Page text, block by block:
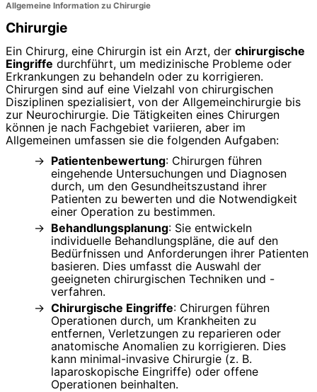
Allgemeine Information zu Chirurgie
Chirurgie
Ein Chirurg, eine Chirurgin ist ein Arzt, der chirurgische
Eingriffe durchführt, um medizinische Probleme oder
Erkrankungen zu behandeln oder zu korrigieren.
Chirurgen sind auf eine Vielzahl von chirurgischen
Disziplinen spezialisiert, von der Allgemeinchirurgie bis
zur Neurochirurgie. Die Tätigkeiten eines Chirurgen
können je nach Fachgebiet variieren, aber im
Allgemeinen umfassen sie die folgenden Aufgaben:
Patientenbewertung: Chirurgen führen
eingehende Untersuchungen und Diagnosen
durch, um den Gesundheitszustand ihrer
Patienten zu bewerten und die Notwendigkeit
einer Operation zu bestimmen.
Behandlungsplanung: Sie entwickeln
individuelle Behandlungspläne, die auf den
Bedürfnissen und Anforderungen ihrer Patienten
basieren. Dies umfasst die Auswahl der
geeigneten chirurgischen Techniken und -
verfahren.
Chirurgische Eingriffe: Chirurgen führen
Operationen durch, um Krankheiten zu
entfernen, Verletzungen zu reparieren oder
anatomische Anomalien zu korrigieren. Dies
kann minimal-invasive Chirurgie (z. B.
laparoskopische Eingriffe) oder offene
Operationen beinhalten.